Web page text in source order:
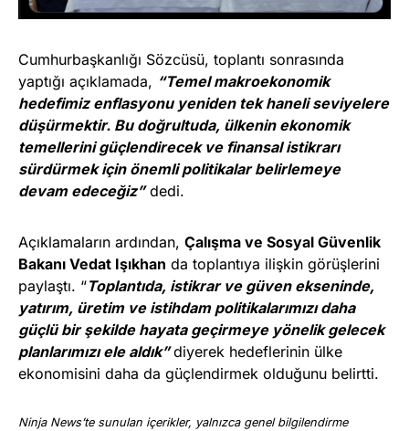
Cumhurbaşkanlığı Sözcüsü, toplantı sonrasında
yaptığı açıklamada, “Temel makroekonomik
hedefimiz enflasyonu yeniden tek haneli seviyelere
düşürmektir. Bu doğrultuda, ülkenin ekonomik
temellerini güçlendirecek ve finansal istikrarı
sürdürmek için önemli politikalar belirlemeye
devam edeceğiz”dedi.
Açıklamaların ardından, Çalışma ve Sosyal Güvenlik
Bakanı Vedat Işıkhan da toplantıya ilişkin görüşlerini
paylaştı. “Toplantıda, istikrar ve güven ekseninde,
yatırım, üretim ve istihdam politikalarımızı daha
güçlü bir şekilde hayata geçirmeye yönelik gelecek
planlarımızı ele aldık”diyerek hedeflerinin ülke
ekonomisini daha da güçlendirmek olduğunu belirtti.
Ninja News’te sunulan içerikler, yalnızca genel bilgilendirme